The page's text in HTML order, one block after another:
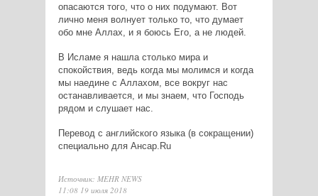
опасаются того, что о них подумают. Вот
лично меня волнует только то, что думает
обо мне Аллах, и я боюсь Его, а не людей.
В Исламе я нашла столько мира и
спокойствия, ведь когда мы молимся и когда
мы наедине с Аллахом, все вокруг нас
останавливается, и мы знаем, что Господь
рядом и слушает нас.
Перевод с английского языка (в сокращении)
специально для Ансар.Ru
Источник: MEHR NEWS
11:08 19 июля 2018